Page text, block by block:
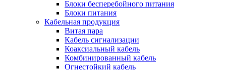
Блоки бесперебойного питания
Блоки питания
Кабельная продукция
Витая пара
Кабель сигнализации
Коаксиальный кабель
Комбинированный кабель
Огнестойкий кабель